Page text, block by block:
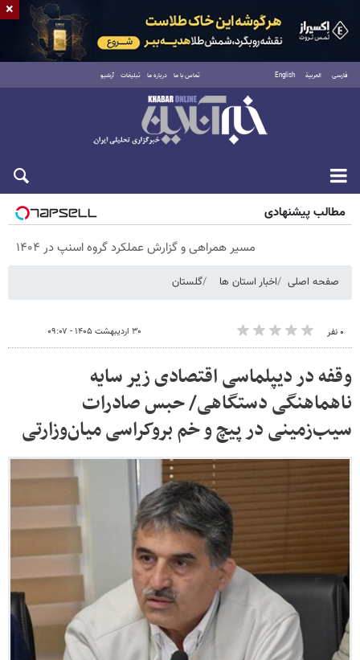
فارسی العربية English تماس با ما درباره ما تبلیغات آرشیو
پنجشنبه ۱۵ مرداد ۱۴۰۵
مطالب پیشنهادی
مسیر همراهی و گزارش عملکرد گروه اسنپ در ۱۴۰۴
صفحه اصلی اخبار استان ها گلستان
۰ نفر ۳۰ اردیبهشت ۱۴۰۵ - ۰۹:۰۷
وقفه در دیپلماسی اقتصادی زیر سایه
ناهماهنگی دستگاهی/ حبس صادرات
سیب‌زمینی در پیچ‌ و خم بروکراسی میان‌وزارتی
×